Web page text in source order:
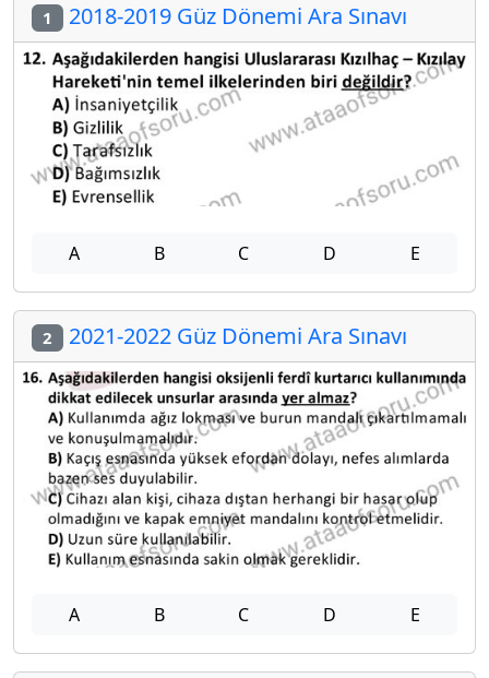
1 2018-2019 Güz Dönemi Ara Sınavı
A B C D E
2 2021-2022 Güz Dönemi Ara Sınavı
A B C D E